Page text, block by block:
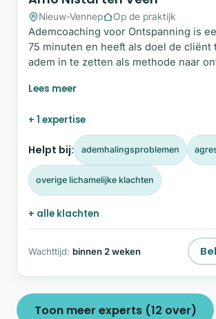
Nieuw-Vennep Op de praktijk
Ademcoaching voor Ontspanning is
75 minuten en heeft als doel de cliënt
adem in te zetten als methode naar
Transformatie is een sessie van 2,5
trauma.
+ 1 expertise
Helpt bij: ademhalingsproblemen
overige lichamelijke klachten
+ alle klachten
Wachttijd: binnen 2 weken
Toon meer experts (12 over)